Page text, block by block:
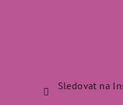
Sledovat na